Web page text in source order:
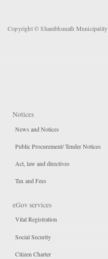
Copyright © Shambhunath Municipality
Notices
News and Notices
Public Procurement/ Tender Notices
Act, law and directives
Tax and Fees
eGov services
Vital Registration
Social Security
Citizen Charter